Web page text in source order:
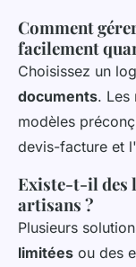
Comment
facilement
Choisissez un
documents. Les
modèles
devis-facture et
Existe-t-il des
artisans ?
Plusieurs
limitées ou des